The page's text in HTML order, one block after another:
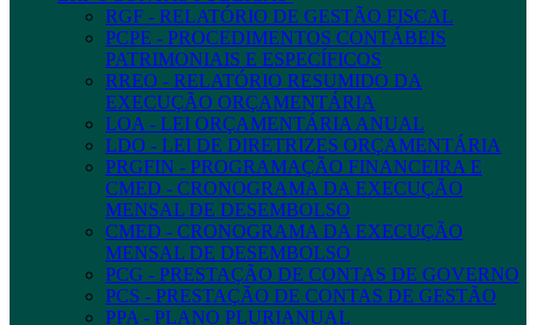
RGF - RELATÓRIO DE GESTÃO FISCAL
PCPE - PROCEDIMENTOS CONTÁBEIS
PATRIMONIAIS E ESPECÍFICOS
RREO - RELATÓRIO RESUMIDO DA
EXECUÇÃO ORÇAMENTÁRIA
LOA - LEI ORÇAMENTÁRIA ANUAL
LDO - LEI DE DIRETRIZES ORÇAMENTÁRIA
PRGFIN - PROGRAMAÇÃO FINANCEIRA E
CMED - CRONOGRAMA DA EXECUÇÃO
MENSAL DE DESEMBOLSO
CMED - CRONOGRAMA DA EXECUÇÃO
MENSAL DE DESEMBOLSO
PCG - PRESTAÇÃO DE CONTAS DE GOVERNO
PCS - PRESTAÇÃO DE CONTAS DE GESTÃO
PPA - PLANO PLURIANUAL